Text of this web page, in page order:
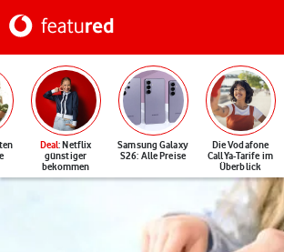
Deal: Netflix
günstiger
bekommen
Samsung Galaxy
S26: Alle Preise
Die Vodafone
CallYa-Tarife im
Überblick